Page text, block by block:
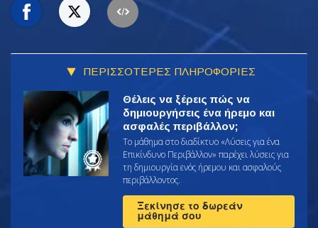
ΠΕΡΙΣΣΟΤΕΡΕΣ ΠΛΗΡΟΦΟΡΙΕΣ
Θέλεις να ξέρεις πώς να
δημιουργήσεις ένα ήρεμο και
ασφαλές περιβάλλον;
Το μάθημα στο διαδίκτυο «Λύσεις για ένα
Επικίνδυνο Περιβάλλον» παρέχει λύσεις για
τη δημιουργία ενός ήρεμου και ασφαλούς
περιβάλλοντος.
Ξεκίνησε το δωρεάν
μάθημά σου